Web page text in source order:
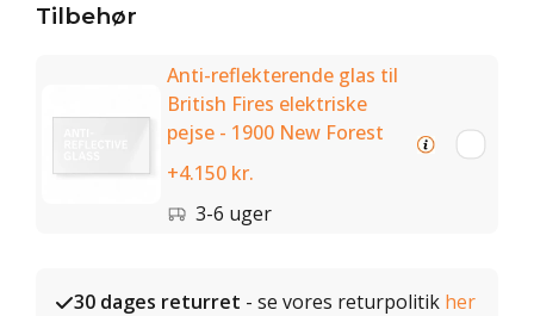
Tilbehør
Anti-reflekterende glas til
British Fires elektriske
pejse - 1900 New Forest
+4.150 kr.
3-6 uger
30 dages returret - se vores returpolitik her